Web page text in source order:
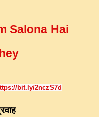
Salona Hai
bit.ly/2nczS7d